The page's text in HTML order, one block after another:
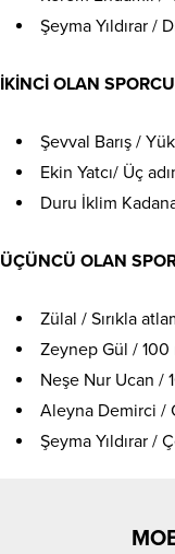
Şeyma Yıldırar /
İKİNCİ OLAN
Şevval Barış /
Ekin Yatcı/ Üç
Duru İklim
ÜÇÜNCÜ OLAN
Zülal / Sırıkla
Zeynep Gül /
Neşe Nur Ucan /
Aleyna Demirci /
Şeyma Yıldırar /